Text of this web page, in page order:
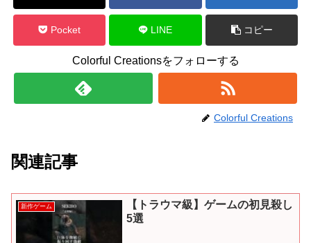
Pocket LINE コピー
Colorful Creationsをフォローする
Colorful Creations
関連記事
新作ゲーム
【トラウマ級】ゲームの初見殺し
5選